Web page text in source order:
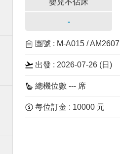
嬰兒不佔床
-
團號 : M-A015 /
出發 : 2026-07-26 (日 )
總機位數 --- 席
每位訂金 : 10000 元